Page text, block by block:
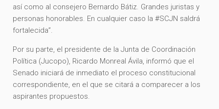
así como al consejero Bernardo Bátiz. Grandes juristas y
personas honorables. En cualquier caso la #SCJN saldrá
fortalecida”.
Por su parte, el presidente de la Junta de Coordinación
Política (Jucopo), Ricardo Monreal Ávila, informó que el
Senado iniciará de inmediato el proceso constitucional
correspondiente, en el que se citará a comparecer a los
aspirantes propuestos.